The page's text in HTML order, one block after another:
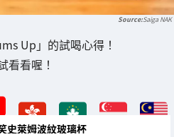
Saiga NAK
Up」的試喝心得！
看看喔！
史萊姆波紋玻璃杯